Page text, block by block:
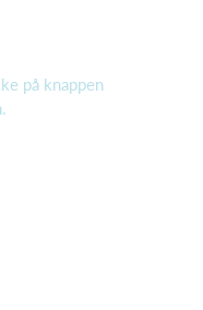
på knappen